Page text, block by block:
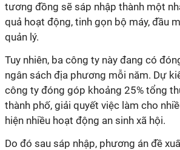
tương đồng sẽ sáp nhập thành một
quả hoạt động, tinh gọn bộ máy, đầu
quản lý.
Tuy nhiên, ba công ty này đang có
ngân sách địa phương mỗi năm. Dự
công ty đóng góp khoảng 25% tổng
thành phố, giải quyết việc làm cho
hiện nhiều hoạt động an sinh xã hội.
Do đó sau sáp nhập, phương án đề